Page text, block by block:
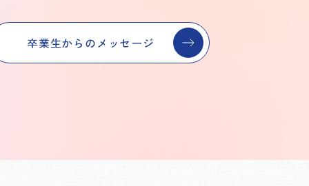
卒業生からのメッセージ